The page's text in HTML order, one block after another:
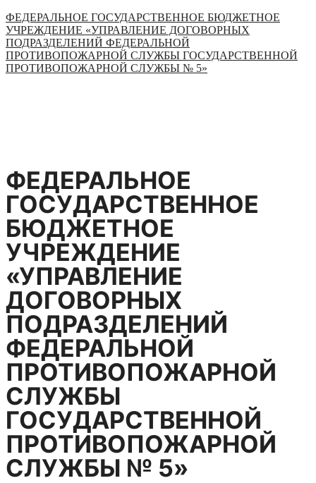
Перейти
к
содержимому
ФЕДЕРАЛЬНОЕ ГОСУДАРСТВЕННОЕ БЮДЖЕТНОЕ
УЧРЕЖДЕНИЕ «УПРАВЛЕНИЕ ДОГОВОРНЫХ
ПОДРАЗДЕЛЕНИЙ ФЕДЕРАЛЬНОЙ
ПРОТИВОПОЖАРНОЙ СЛУЖБЫ ГОСУДАРСТВЕННОЙ
ПРОТИВОПОЖАРНОЙ СЛУЖБЫ № 5»
ФЕДЕРАЛЬНОЕ
ГОСУДАРСТВЕННОЕ
БЮДЖЕТНОЕ
УЧРЕЖДЕНИЕ
«УПРАВЛЕНИЕ
ДОГОВОРНЫХ
ПОДРАЗДЕЛЕНИЙ
ФЕДЕРАЛЬНОЙ
ПРОТИВОПОЖАРНОЙ
СЛУЖБЫ
ГОСУДАРСТВЕННОЙ
ПРОТИВОПОЖАРНОЙ
СЛУЖБЫ № 5»